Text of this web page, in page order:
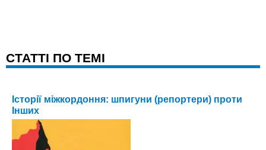
CТАТТІ ПО ТЕМІ
Історії міжкордоння: шпигуни (репортери) проти
Інших